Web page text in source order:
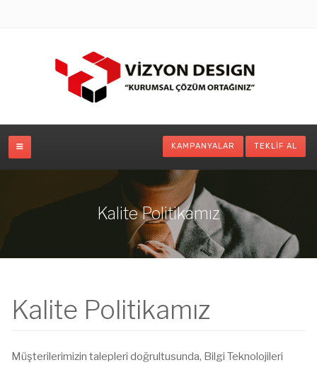
KAMPANYALAR TEKLIF AL
Kalite Politikamız
Kalite Politikamız
Müşterilerimizin talepleri doğrultusunda, Bilgi Teknolojileri